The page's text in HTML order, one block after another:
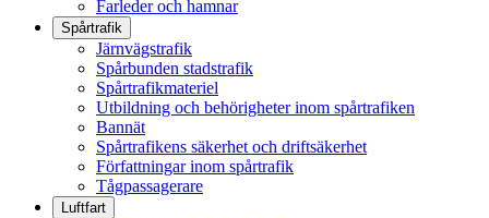
Farleder och hamnar
Spårtrafik
Järnvägstrafik
Spårbunden stadstrafik
Spårtrafikmateriel
Utbildning och behörigheter inom spårtrafiken
Bannät
Spårtrafikens säkerhet och driftsäkerhet
Författningar inom spårtrafik
Tågpassagerare
Luftfart